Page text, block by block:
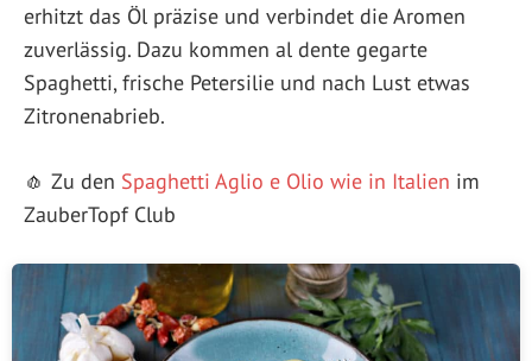
erhitzt das Öl präzise und verbindet die Aromen
zuverlässig. Dazu kommen al dente gegarte
Spaghetti, frische Petersilie und nach Lust etwas
Zitronenabrieb.
🧄 Zu den Spaghetti Aglio e Olio wie in Italien im
ZauberTopf Club